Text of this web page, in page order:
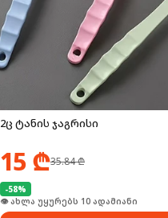
2ც ტანის ჯაგრისი
15₾35.84₾
-58%
🛒 ბოლო 24სთ-ში იყიდა 12-მა